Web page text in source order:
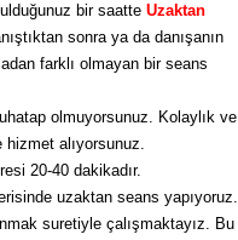
bir saatte Uzaktan
sonra ya da danışanın
farklı olmayan bir seans
olmuyorsunuz. Kolaylık ve
hizmet alıyorsunuz.
20-40 dakikadır.
uzaktan seans yapıyoruz.
suretiyle çalışmaktayız. Bu